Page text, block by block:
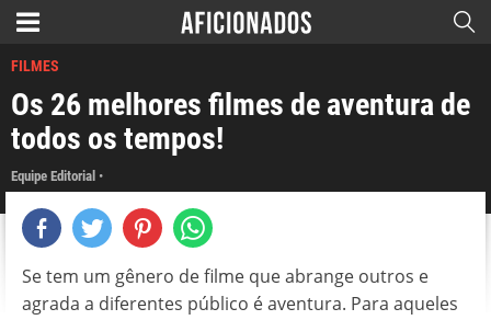
FILMES
Os 26 melhores filmes de aventura de
todos os tempos!
Equipe Editorial
Se tem um gênero de filme que abrange outros e
agrada a diferentes público é aventura. Para aqueles